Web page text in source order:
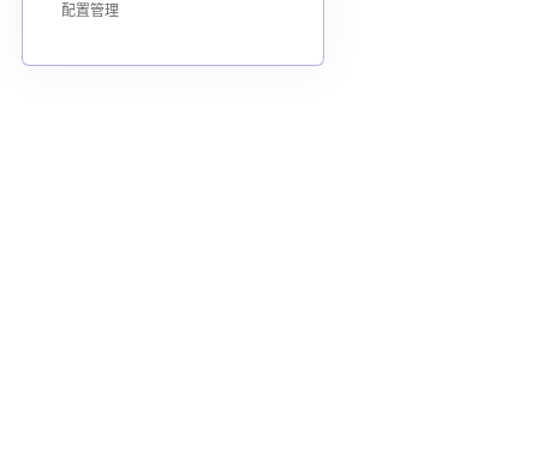
配置管理